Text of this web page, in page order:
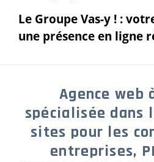
Le Groupe Vas-y ! :
une présence en ligne
Agence web
spécialisée dans
sites pour les
entreprises,